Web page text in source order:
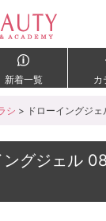
新着一覧 カ
シ > ドローイングジ
グジェル